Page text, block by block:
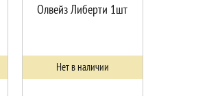
Олвейз Либерти 1шт
Нет в наличии